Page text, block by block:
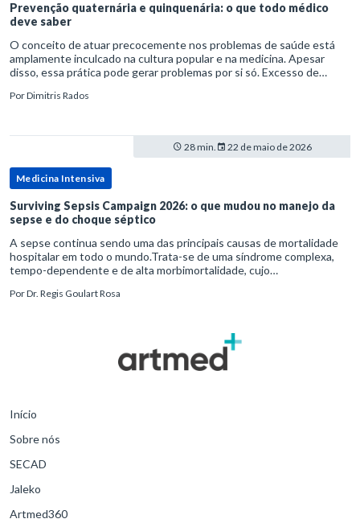
Prevenção quaternária e quinquenária: o que todo médico
deve saber
O conceito de atuar precocemente nos problemas de saúde está
amplamente inculcado na cultura popular e na medicina. Apesar
disso, essa prática pode gerar problemas por si só. Excesso de
PorDimitris Rados
28 min. 22 de maio de 2026
Medicina Intensiva
Surviving Sepsis Campaign 2026: o que mudou no manejo da
sepse e do choque séptico
A sepse continua sendo uma das principais causas de mortalidade
hospitalar em todo o mundo.Trata-se de uma síndrome complexa,
tempo-dependente e de alta morbimortalidade, cujo
para o desfe
PorDr. Regis Goulart Rosa
Início
Sobre nós
SECAD
Jaleko
Artmed360